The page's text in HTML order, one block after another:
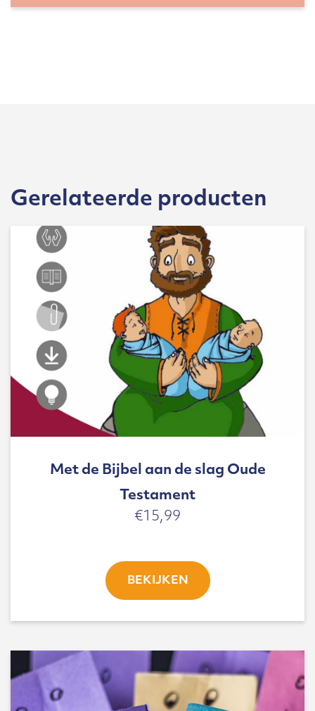
Gerelateerde producten
Met de Bijbel aan de slag Oude
Testament
€ 15,99
BEKIJKEN